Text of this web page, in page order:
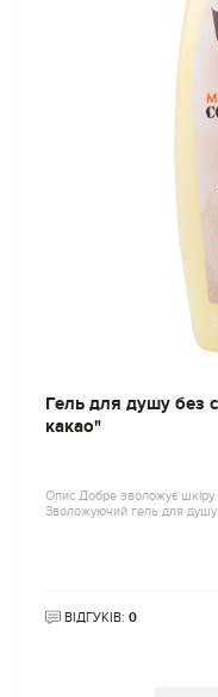
Гель для душу без
какао"
Опис Добре зволожує шкіру
Зволожуючий гель для душу
ВІДГУКІВ: 0